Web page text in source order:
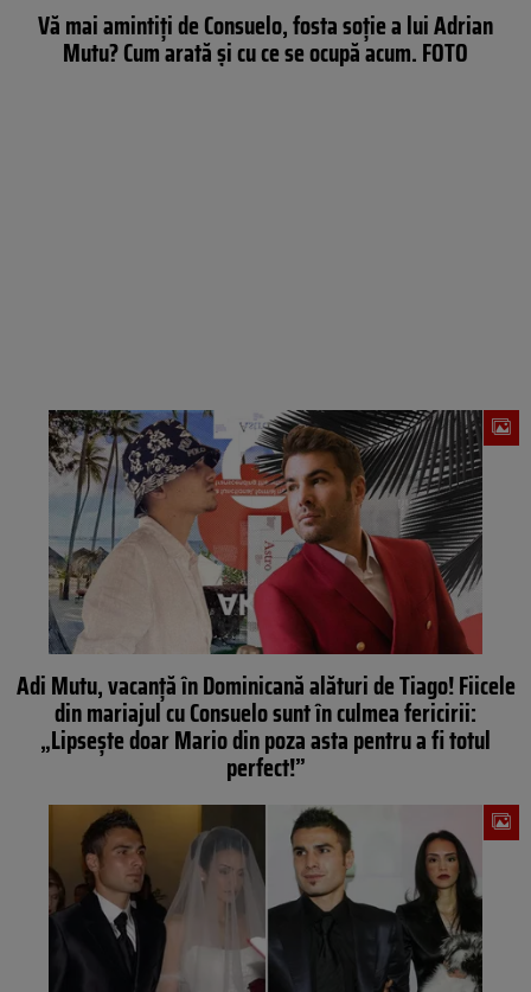
Vă mai amintiţi de Consuelo, fosta soţie a lui Adrian
Mutu? Cum arată şi cu ce se ocupă acum. FOTO
Adi Mutu, vacanță în Dominicană alături de Tiago! Fiicele
din mariajul cu Consuelo sunt în culmea fericirii:
„Lipsește doar Mario din poza asta pentru a fi totul
perfect!”